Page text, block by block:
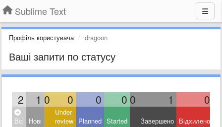
Sublime Text
Профіль користувача dragoon
Ваші запити по статусу
2 1 0 0 0 0 0 1 0
Всі Нові
Under
review Planned Started Завершено Відхилено